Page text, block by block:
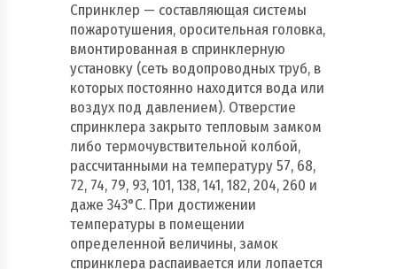
Спринклер — составляющая системы
пожаротушения, оросительная головка,
вмонтированная в спринклерную
установку (сеть водопроводных труб, в
которых постоянно находится вода или
воздух под давлением). Отверстие
спринклера закрыто тепловым замком
либо термочувствительной колбой,
рассчитанными на температуру 57, 68,
72, 74, 79, 93, 101, 138, 141, 182, 204, 260 и
даже 343°С. При достижении
температуры в помещении
определенной величины, замок
спринклера распаивается или лопается